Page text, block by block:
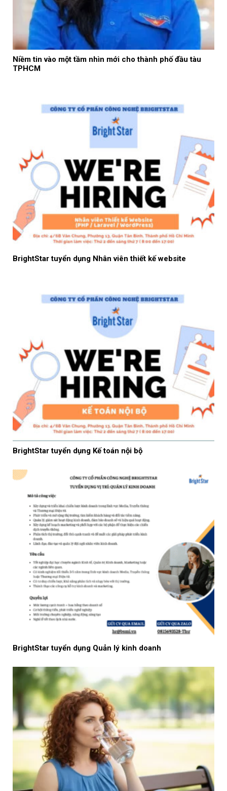
Niềm tin vào một tầm nhìn mới cho thành phố đầu tàu
TPHCM
BrightStar tuyển dụng Nhân viên thiết kế website
BrightStar tuyển dụng Kế toán nội bộ
BrightStar tuyển dụng Quản lý kinh doanh